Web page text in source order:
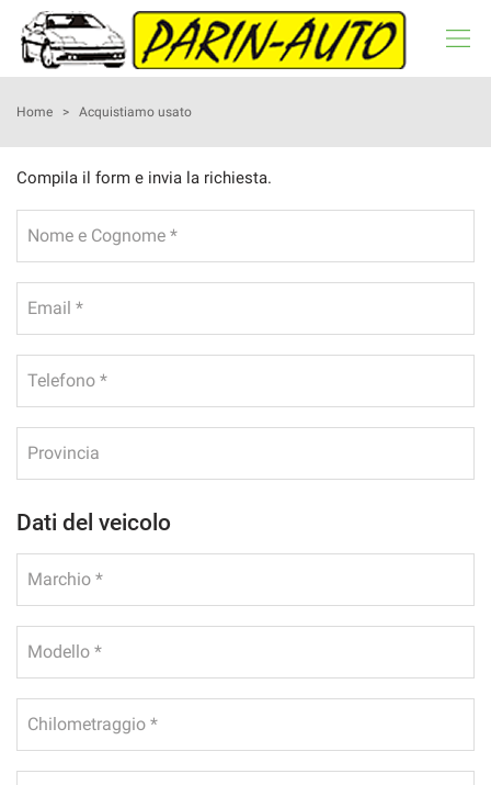
HOME
LISTA VEICOLI
NOLEGGIO A BREVE TERMINE
RECENSIONI
Home > Acquistiamo usato
Compila il form e invia la richiesta.
Nome e Cognome *
Email *
Telefono *
Provincia
Dati del veicolo
Marchio *
Modello *
Chilometraggio *